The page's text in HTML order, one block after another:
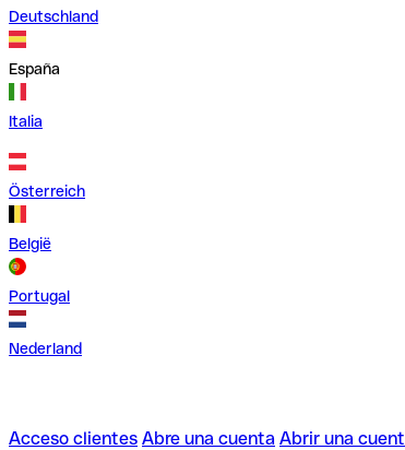
Deutschland
España
Italia
Österreich
België
Portugal
Nederland
Acceso clientes Abre una cuenta Abrir una